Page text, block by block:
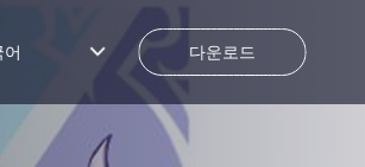
어 다운로드